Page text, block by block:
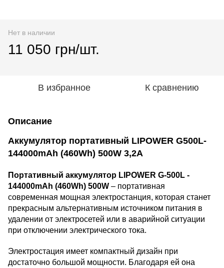
Нет в наличии
11 050 грн/шт.
В избранное К сравнению
Описание
Аккумулятор портативный LIPOWER G500L-
144000mAh (460Wh) 500W 3,2A
Портативный аккумулятор LIPOWER G-500L -
144000mAh (460Wh) 500W – портативная
современная мощная электростанция, которая станет
прекрасным альтернативным источником питания в
удалении от электросетей или в аварийной ситуации
при отключении электрического тока.
Электростация имеет компактный дизайн при
достаточно большой мощности. Благодаря ей она